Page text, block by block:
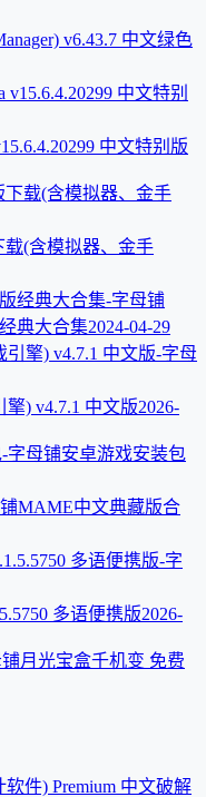
v6.43.7 中文绿色
中文特别版
载(含模拟器、金手
典大合集2024-04-29
擎) v4.7.1 中文版2026-
安卓游戏安装包
MAME中文典藏版合
多语便携版2026-
月光宝盒千机变 免费
软件) Premium 中文破解